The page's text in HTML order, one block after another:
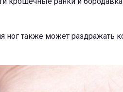
ног также может раздражать